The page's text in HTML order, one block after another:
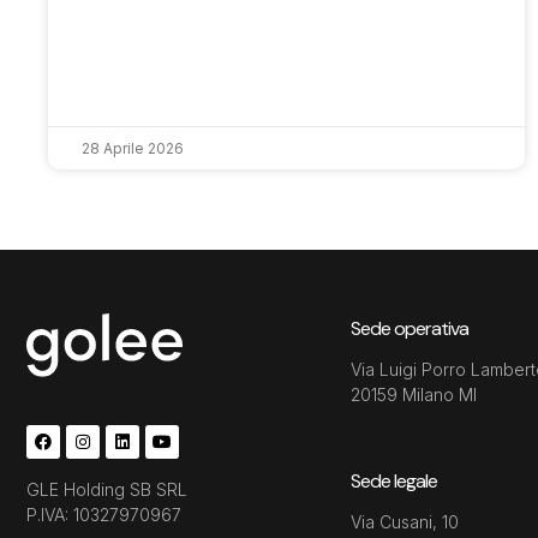
28 Aprile 2026
GLE Holding SB SRL
P.IVA: 10327970967
Sede operativa
Via Luigi Porro
20159 Milano MI
Sede legale
Via Cusani, 10